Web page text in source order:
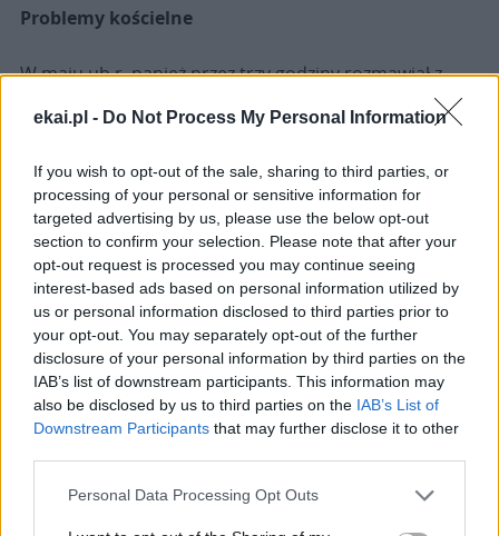
ekai.pl - Do Not Process My Personal Information
If you wish to opt-out of the sale, sharing to third parties, or
processing of your personal or sensitive information for
targeted advertising by us, please use the below opt-out
section to confirm your selection. Please note that after your
opt-out request is processed you may continue seeing
interest-based ads based on personal information utilized by
us or personal information disclosed to third parties prior to
your opt-out. You may separately opt-out of the further
disclosure of your personal information by third parties on the
IAB’s list of downstream participants. This information may
also be disclosed by us to third parties on the IAB’s List of
Downstream Participants that may further disclose it to other
Personal Data Processing Opt Outs
Problemy kościelne
W maju ub.r. papież przez trzy godziny rozmawiał z
Watykanu
z okresową wizytą ad limina Apostolorum. – Dla nas
metropolita Limy. Franciszek zachęcił biskupów do
dbania o zachowanie jedności w lokalnym episkopacie.
Dla wiernych taka jedność jest – jak zaznaczył –
mocnym świadectwem. Prosił też peruwiańskich
duszpasterzy, by byli blisko swych wiernych. – Ten
papież, który bardzo dobrze zna Kościół w Ameryce
Łacińskiej mówił też o tzw. pobożności ludowej naszych
wiernych. W tej pobożności wyraża się ich wiara.
Franciszkowi bardzo to leży na sercu. Prosił, by ją
rozwijać, bo dla naszego ludu jest ona bardzo ważna,
zwłaszcza kult Matki Bożej i kult Krzyża – relacjonował
kard. Cipriani.